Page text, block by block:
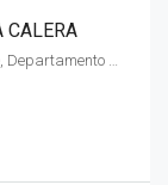
CALERA